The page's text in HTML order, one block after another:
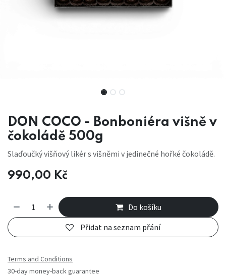
DON COCO - Bonboniéra višně v
čokoládě 500g
Slaďoučký višňový likér s višněmi v jedinečné hořké čokoládě.
990,00 Kč
Do košíku
Přidat na seznam přání
Terms and Conditions
30-day money-back guarantee